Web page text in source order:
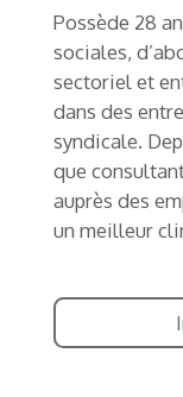
Possède 28
sociales,
sectoriel et
dans des
syndicale.
que
auprès des
un meilleur